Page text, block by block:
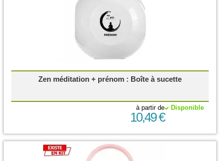
Zen méditation + prénom : Boîte à sucette
Disponible
à partir de
10,49 €